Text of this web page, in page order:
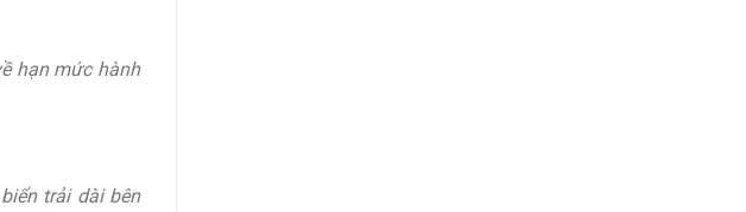
hạn mức hành
trải dài bên